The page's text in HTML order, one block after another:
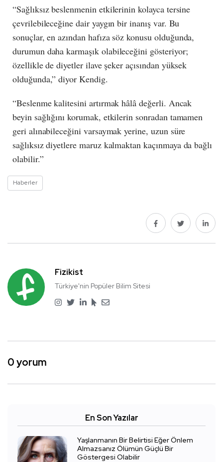
“Sağlıksız beslenmenin etkilerinin kolayca tersine
çevrilebileceğine dair yaygın bir inanış var. Bu
sonuçlar, en azından hafıza söz konusu olduğunda,
durumun daha karmaşık olabileceğini gösteriyor;
özellikle de diyetler ilave şeker açısından yüksek
olduğunda,” diyor Kendig.
“Beslenme kalitesini artırmak hâlâ değerli. Ancak
beyin sağlığını korumak, etkilerin sonradan tamamen
geri alınabileceğini varsaymak yerine, uzun süre
sağlıksız diyetlere maruz kalmaktan kaçınmaya da bağlı
olabilir.”
Haberler
Fizikist
Türkiye'nin Popüler Bilim Sitesi
0 yorum
En Son Yazılar
Yaşlanmanın Bir Belirtisi Eğer Önlem
Almazsanız Ölümün Güçlü Bir
Göstergesi Olabilir